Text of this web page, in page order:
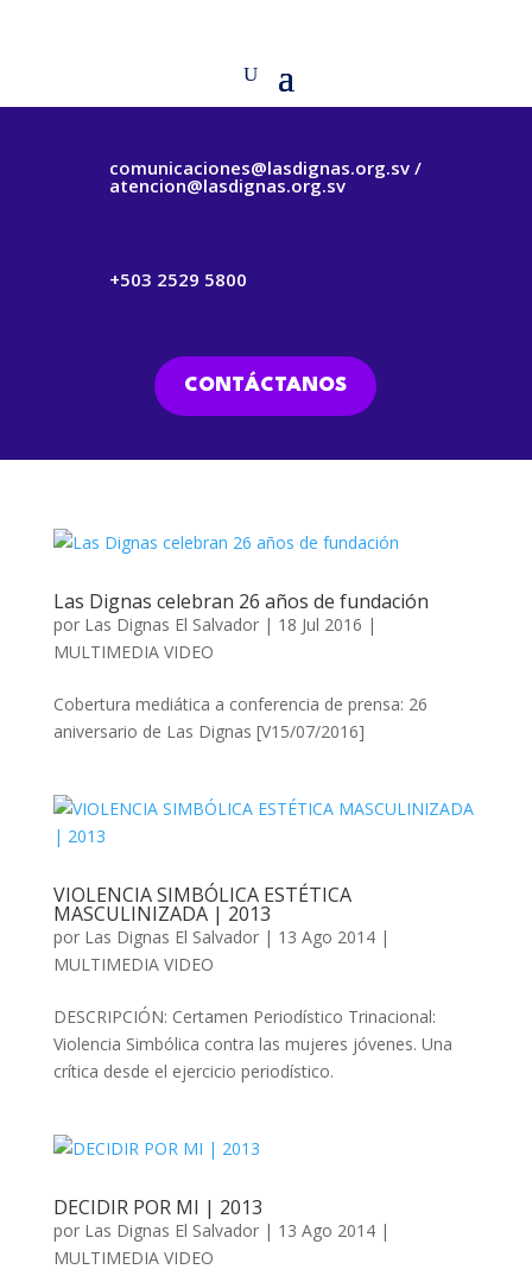
comunicaciones@lasdignas.org.sv /
atencion@lasdignas.org.sv
+503 2529 5800
CONTÁCTANOS
Las Dignas celebran 26 años de fundación
por Las Dignas El Salvador| 18 Jul 2016 |
MULTIMEDIA VIDEO
Cobertura mediática a conferencia de prensa: 26
aniversario de Las Dignas [V15/07/2016]
VIOLENCIA SIMBÓLICA ESTÉTICA
MASCULINIZADA | 2013
por Las Dignas El Salvador| 13 Ago 2014|
MULTIMEDIA VIDEO
DESCRIPCIÓN: Certamen Periodístico Trinacional:
Violencia Simbólica contra las mujeres jóvenes. Una
crítica desde el ejercicio periodístico.
DECIDIR POR MI | 2013
por Las Dignas El Salvador| 13 Ago 2014|
MULTIMEDIA VIDEO